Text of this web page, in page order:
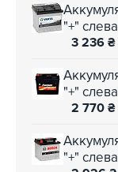
"+"
3 236 ₴
"+"
2 770 ₴
"+"